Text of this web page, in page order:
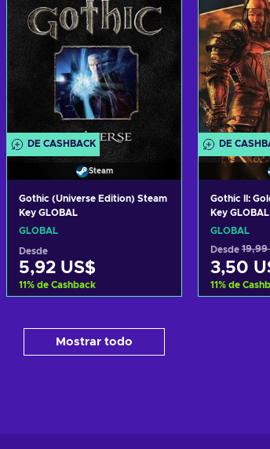
DE CASHBACK
Steam
Gothic (Universe Edition) Steam
Key GLOBAL
GLOBAL
Desde
5,92 US$
11% de Cashback
Ver ofertas
DE
Gothic II:
Key GLOBAL
GLOBAL
Desde 19,99
3,50
11% de
Mostrar todo